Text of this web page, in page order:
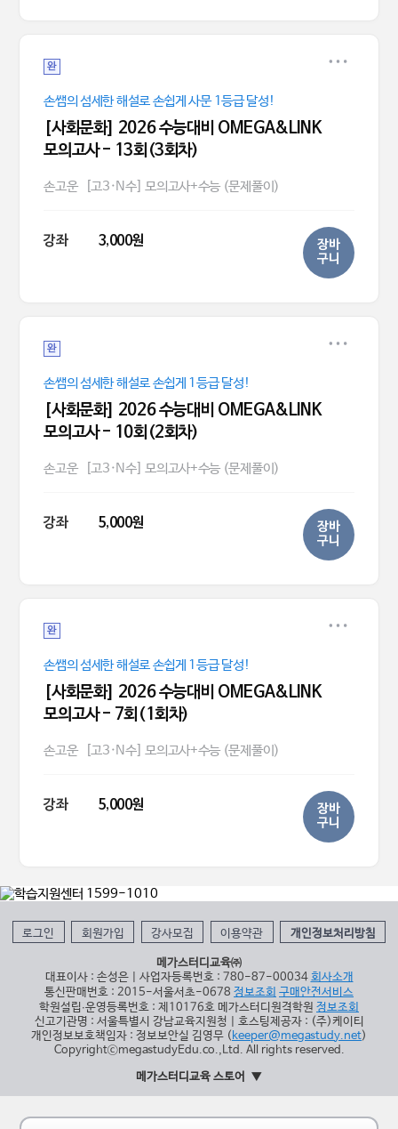
완
손쌤의 섬세한 해설로 손쉽게 사문 1등급 달성!
[사회문화] 2026 수능대비 OMEGA&LINK
모의고사 - 13회(3회차)
손고운 [고3·N수] 모의고사+수능 (문제풀이)
강좌 3,000원
장바
구니
완
손쌤의 섬세한 해설로 손쉽게 1등급 달성!
[사회문화] 2026 수능대비 OMEGA&LINK
모의고사 - 10회(2회차)
손고운 [고3·N수] 모의고사+수능 (문제풀이)
강좌 5,000원
장바
구니
완
손쌤의 섬세한 해설로 손쉽게 1등급 달성!
[사회문화] 2026 수능대비 OMEGA&LINK
모의고사 - 7회(1회차)
손고운 [고3·N수] 모의고사+수능 (문제풀이)
강좌 5,000원
장바
구니
로그인 회원가입 강사모집 이용약관 개인정보처리방침
메가스터디교육㈜
대표이사 : 손성은 | 사업자등록번호 : 780-87-00034 회사소개
통신판매번호 : 2015-서울서초-0678 정보조회 구매안전서비스
학원설립∙운영등록번호 : 제10176호 메가스터디원격학원 정보조회
신고기관명 : 서울특별시 강남교육지원청 | 호스팅제공자 : (주)케이티
개인정보보호책임자 : 정보보안실 김영무 (keeper@megastudy.net)
CopyrightⓒmegastudyEdu.co.,Ltd. All rights reserved.
메가스터디교육 스토어